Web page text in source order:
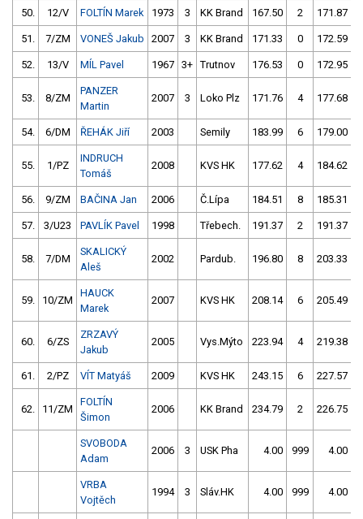
50. 12/V FOLTÍN Marek 1973 3 KK Brand 167.50 2 171.87
51. 7/ZM VONEŠ Jakub 2007 3 KK Brand 171.33 0 172.59
52. 13/V MÍL Pavel 1967 3+ Trutnov 176.53 0 172.95
53. 8/ZM
PANZER
Martin
2007 3 Loko Plz 171.76 4 177.68
54. 6/DM ŘEHÁK Jiří 2003 Semily 183.99 6 179.00
55. 1/PZ
INDRUCH
Tomáš
2008 KVS HK 177.62 4 184.62
56. 9/ZM BAČINA Jan 2006 Č.Lípa 184.51 8 185.31
57. 3/U23 PAVLÍK Pavel 1998 Třebech. 191.37 2 191.37
58. 7/DM
SKALICKÝ
Aleš
2002 Pardub. 196.80 8 203.33
59. 10/ZM
HAUCK
Marek
2007 KVS HK 208.14 6 205.49
60. 6/ZS
ZRZAVÝ
Jakub
2005 Vys.Mýto 223.94 4 219.38
61. 2/PZ VÍT Matyáš 2009 KVS HK 243.15 6 227.57
62. 11/ZM
FOLTÍN
Šimon
2006 KK Brand 234.79 2 226.75
SVOBODA
Adam
2006 3 USK Pha 4.00 999 4.00
VRBA
Vojtěch
1994 3 Sláv.HK 4.00 999 4.00